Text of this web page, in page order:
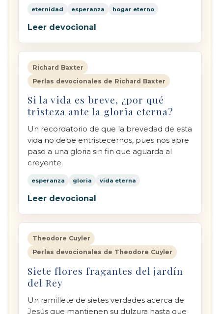
eternidad esperanza hogar eterno
Leer devocional
Richard Baxter
Perlas devocionales de Richard Baxter
Si la vida es breve, ¿por qué
tristeza ante la gloria eterna?
Un recordatorio de que la brevedad de esta
vida no debe entristecernos, pues nos abre
paso a una gloria sin fin que aguarda al
creyente.
esperanza gloria vida eterna
Leer devocional
Theodore Cuyler
Perlas devocionales de Theodore Cuyler
Siete flores fragantes del jardín
del Rey
Un ramillete de sietes verdades acerca de
Jesús que mantienen su dulzura hasta que